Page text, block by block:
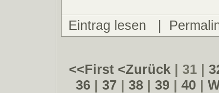
Eintrag lesen |
<<First <Zurück | 31 |
36 | 37 | 38 | 39 | 40 |